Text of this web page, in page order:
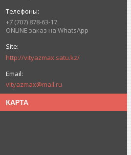
+7 (707) 878-63-17
ONLINE заказ на WhatsApp
http://vityazmax.satu.kz/
vityazmax@mail.ru
КАРТА